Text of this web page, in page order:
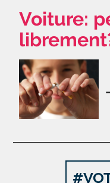
Voiture: